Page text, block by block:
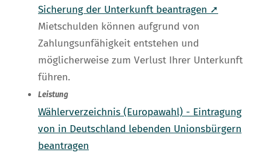
Sicherung der Unterkunft beantragen ➚
Mietschulden können aufgrund von
Zahlungsunfähigkeit entstehen und
möglicherweise zum Verlust Ihrer Unterkunft
führen.
Leistung
Wählerverzeichnis (Europawahl) - Eintragung
von in Deutschland lebenden Unionsbürgern
beantragen